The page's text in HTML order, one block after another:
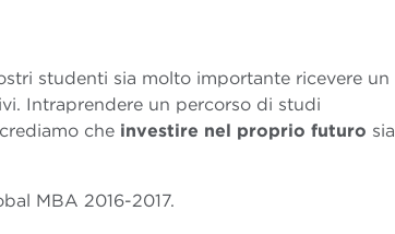
studenti sia molto importante ricevere un
Intraprendere un percorso di studi
che investire nel proprio futuro sia
MBA 2016-2017.